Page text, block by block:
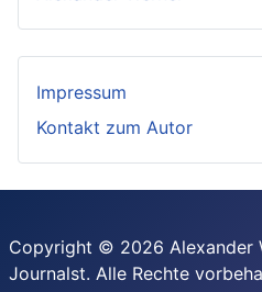
Impressum
Kontakt zum Autor
Copyright © 2026 Alexander
Journalst. Alle Rechte